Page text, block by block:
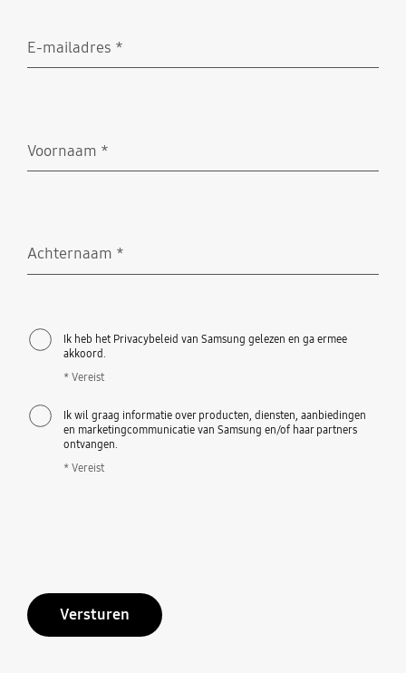
E-mailadres *
Voornaam *
Achternaam *
Ik heb het Privacybeleid van Samsung gelezen en ga ermee
akkoord.
* Vereist
Ik wil graag informatie over producten, diensten, aanbiedingen
en marketingcommunicatie van Samsung en/of haar partners
ontvangen.
* Vereist
Versturen